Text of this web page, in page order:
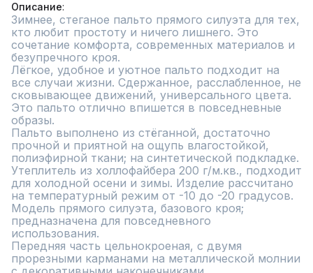
Описание
Зимнее, стеганое пальто прямого силуэта для тех,
кто любит простоту и ничего лишнего. Это
сочетание комфорта, современных материалов и
безупречного кроя.
Лёгкое, удобное и уютное пальто подходит на
все случаи жизни. Сдержанное, расслабленное, не
сковывающее движений, универсального цвета.
Это пальто отлично впишется в повседневные
образы.
Пальто выполнено из стёганной, достаточно
прочной и приятной на ощупь влагостойкой,
полиэфирной ткани; на синтетической подкладке.
Утеплитель из холлофайбера 200 г/м.кв., подходит
для холодной осени и зимы. Изделие рассчитано
на температурный режим от -10 до -20 градусов.
Модель прямого силуэта, базового кроя;
предназначена для повседневного
использования.
Передняя часть цельнокроеная, с двумя
прорезными карманами на металлической молнии